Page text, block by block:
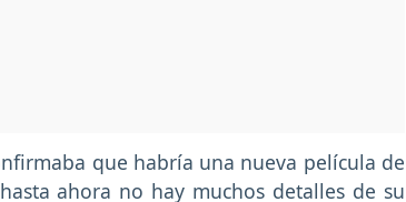
que habría una nueva película de
ahora no hay muchos detalles de su